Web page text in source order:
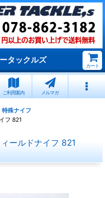
タックルズ
カート
ご利用案内 メルマガ
特殊ナイフ
フ 821
ールドナイフ 821